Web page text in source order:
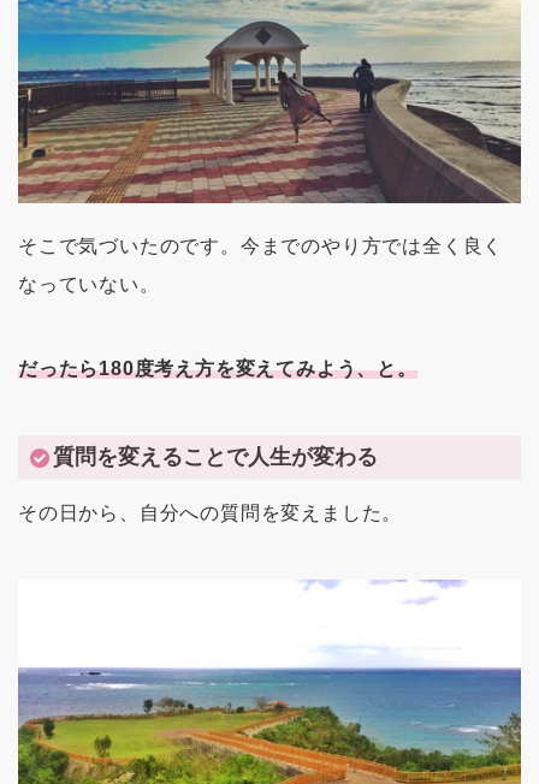
そこで気づいたのです。今までのやり方では全く良く
なっていない。
だったら180度考え方を変えてみよう、と。
質問を変えることで人生が変わる
その日から、自分への質問を変えました。